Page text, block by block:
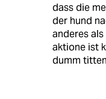
dass die
der hund
anderes
aktione ist
dumm